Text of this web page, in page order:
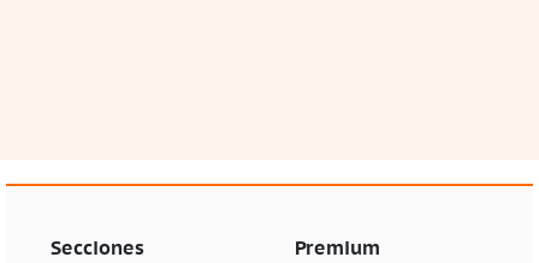
Secciones Premium